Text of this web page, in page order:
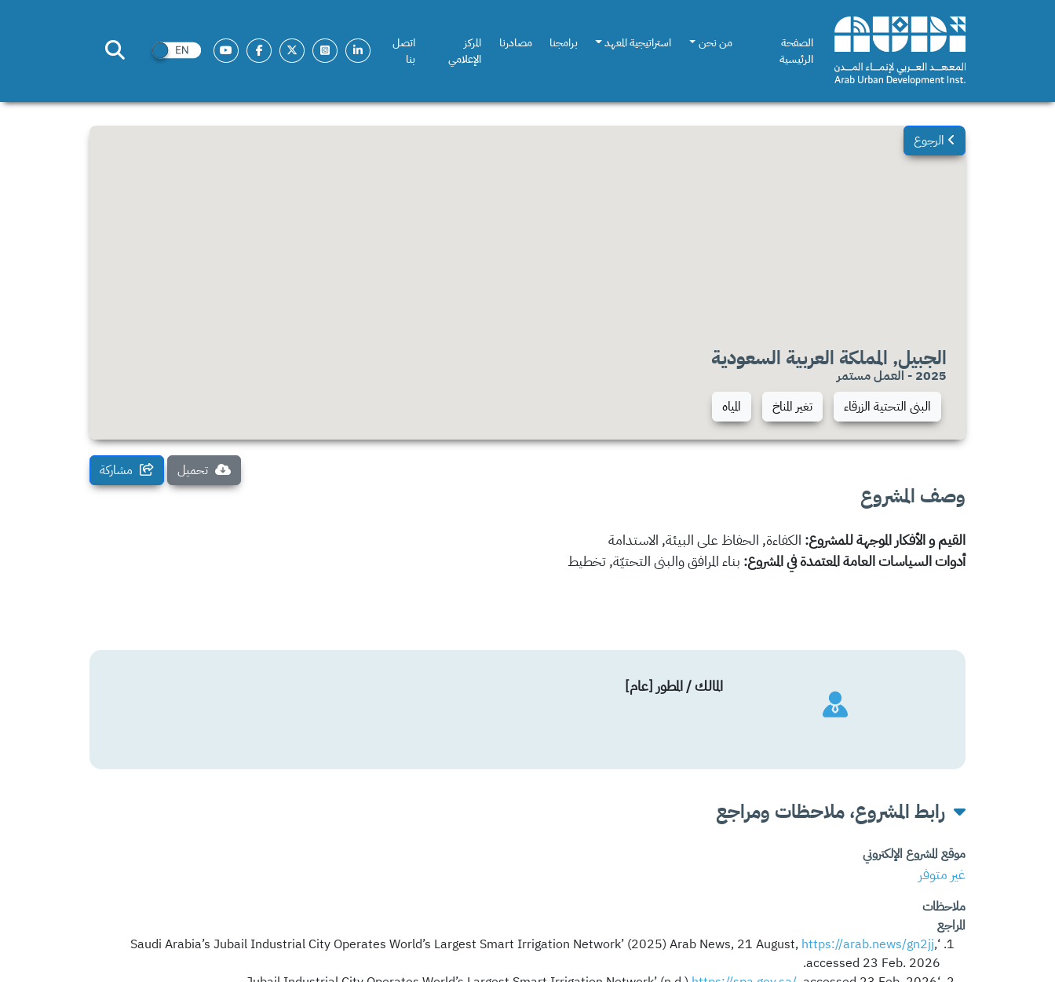
الصفحة
الرئيسية
من نحن استراتيجية المعهد برامجنا مصادرنا
المركز
الإعلامي
اتصل
بنا
الرجوع
الجبيل, المملكة العربية السعودية
2025 - العمل مستمر
البنى التحتية الزرقاء
تغير المناخ المياه
تحميل مشاركة
وصف المشروع
القيم و الأفكار الموجهة للمشروع: الكفاءة, الحفاظ على البيئة, الاستدامة
أدوات السياسات العامة المعتمدة في المشروع: بناء المرافق والبنى التحتيّة, تخطيط
المالك / المطور [عام]
رابط المشروع، ملاحظات ومراجع
موقع المشروع الإلكتروني
غير متوفر
ملاحظات
المراجع
‘Saudi Arabia’s Jubail Industrial City Operates World’s Largest Smart Irrigation Network’ (2025) Arab News, 21 August,
https://arab.news/gn2jj,
accessed 23 Feb. 2026.